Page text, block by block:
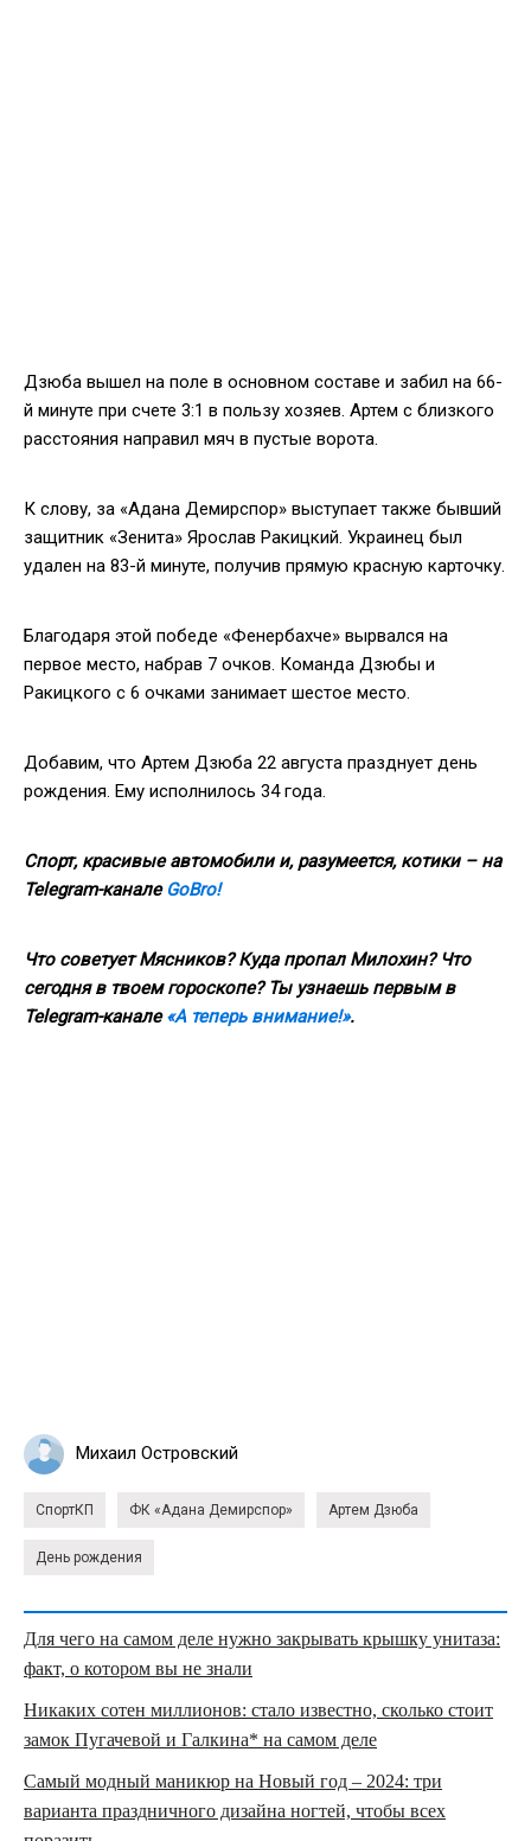
Дзюба вышел на поле в основном составе и забил на 66-
й минуте при счете 3:1 в пользу хозяев. Артем с близкого
расстояния направил мяч в пустые ворота.
К слову, за «Адана Демирспор» выступает также бывший
защитник «Зенита» Ярослав Ракицкий. Украинец был
удален на 83-й минуте, получив прямую красную карточку.
Благодаря этой победе «Фенербахче» вырвался на
первое место, набрав 7 очков. Команда Дзюбы и
Ракицкого с 6 очками занимает шестое место.
Добавим, что Артем Дзюба 22 августа празднует день
рождения. Ему исполнилось 34 года.
Спорт, красивые автомобили и, разумеется, котики – на
Telegram-канале GoBro!
Что советует Мясников? Куда пропал Милохин? Что
сегодня в твоем гороскопе? Ты узнаешь первым в
Telegram-канале«А теперь внимание!».
Михаил Островский
СпортКП ФК «Адана Демирспор» Артем Дзюба
День рождения
Для чего на самом деле нужно закрывать крышку унитаза:
факт, о котором вы не знали
Никаких сотен миллионов: стало известно, сколько стоит
замок Пугачевой и Галкина* на самом деле
Самый модный маникюр на Новый год – 2024: три
варианта праздничного дизайна ногтей, чтобы всех